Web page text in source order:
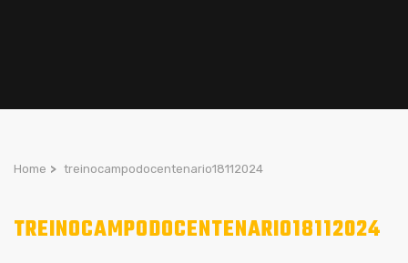
Home > treinocampodocentenario18112024
TREINOCAMPODOCENTENARIO18112024